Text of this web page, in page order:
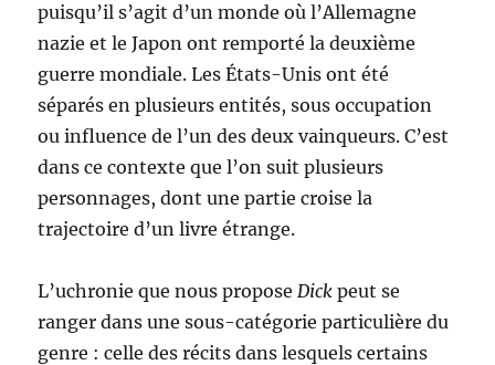
puisqu’il s’agit d’un monde où l’Allemagne
nazie et le Japon ont remporté la deuxième
guerre mondiale. Les États-Unis ont été
séparés en plusieurs entités, sous occupation
ou influence de l’un des deux vainqueurs. C’est
dans ce contexte que l’on suit plusieurs
personnages, dont une partie croise la
trajectoire d’un livre étrange.
L’uchronie que nous proposeDick peut se
ranger dans une sous-catégorie particulière du
genre : celle des récits dans lesquels certains